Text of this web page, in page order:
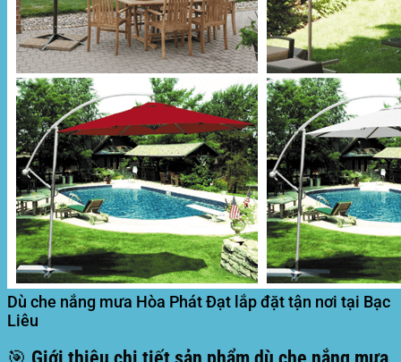
Dù che nắng mưa Hòa Phát Đạt lắp đặt tận nơi tại Bạc
Liêu